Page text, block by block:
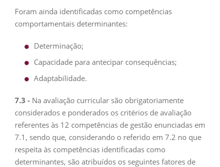
Foram ainda identificadas como competências
comportamentais determinantes:
Determinação;
Capacidade para antecipar consequências;
Adaptabilidade.
7.3 - Na avaliação curricular são obrigatoriamente
considerados e ponderados os critérios de avaliação
referentes às 12 competências de gestão enunciadas em
7.1, sendo que, considerando o referido em 7.2 no que
respeita às competências identificadas como
determinantes, são atribuídos os seguintes fatores de